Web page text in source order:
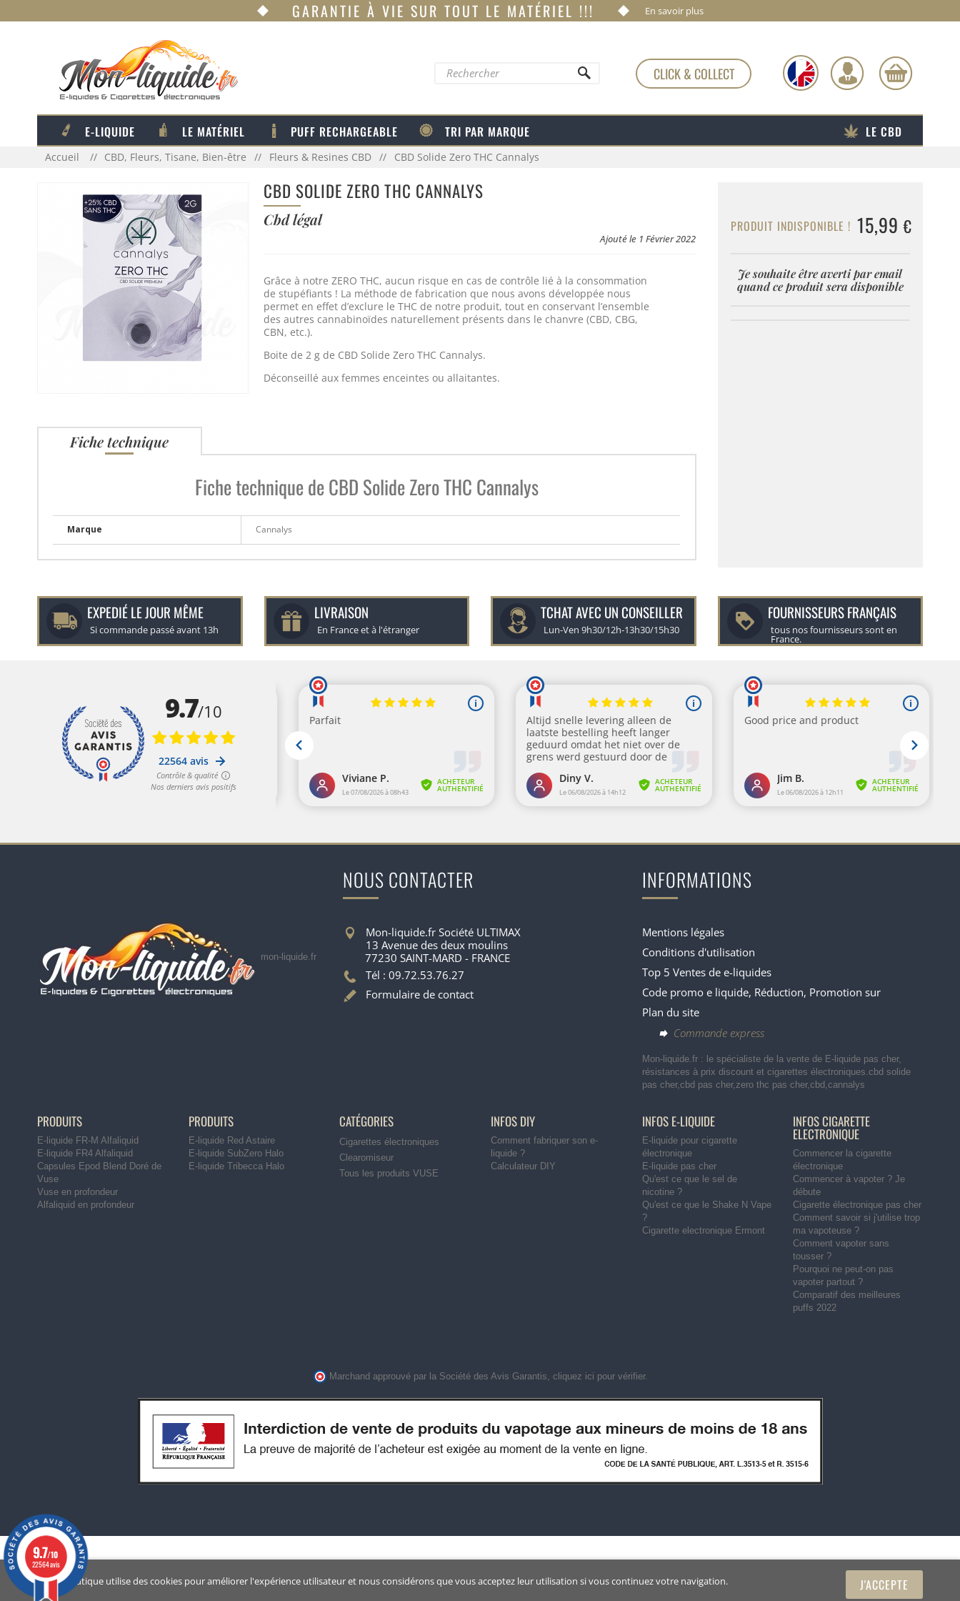
GARANTIE À VIE SUR TOUT LE MATÉRIEL !!! En savoir plus
CLICK & COLLECT
E-LIQUIDE LE MATÉRIEL PUFF RECHARGEABLE TRI PAR MARQUE LE CBD
Accueil CBD, Fleurs, Tisane, Bien-être Fleurs & Resines CBD CBD Solide Zero THC Cannalys
CBD SOLIDE ZERO THC CANNALYS
Cbd légal
Ajouté le 1 Février 2022
Grâce à notre ZERO THC, aucun risque en cas de contrôle lié à la consommation
de stupéfiants ! La méthode de fabrication que nous avons développée nous
permet en effet d’exclure le THC de notre produit, tout en conservant l’ensemble
des autres cannabinoïdes naturellement présents dans le chanvre (CBD, CBG,
CBN, etc.).
Boite de 2 g de CBD Solide Zero THC Cannalys.
Déconseillé aux femmes enceintes ou allaitantes.
Fiche technique
Fiche technique de CBD Solide Zero THC Cannalys
Marque Cannalys
PRODUIT INDISPONIBLE ! 15,99€
Je souhaite être averti par email
quand ce produit sera disponible
J'ACCEPTE
Notre boutique utilise des cookies pour améliorer l'expérience utilisateur et nous considérons que vous acceptez leur utilisation si vous continuez votre navigation.
EXPEDIÉ LE JOUR MÊME
Si commande passé avant 13h
LIVRAISON
En France et à l'étranger
TCHAT AVEC UN CONSEILLER
Lun-Ven 9h30/12h-13h30/15h30
FOURNISSEURS FRANÇAIS
tous nos fournisseurs sont en
France.
mon-liquide.fr
NOUS CONTACTER
Mon-liquide.fr Société ULTIMAX
13 Avenue des deux moulins
77230 SAINT-MARD - FRANCE
Tél : 09.72.53.76.27
Formulaire de contact
INFORMATIONS
Mentions légales
Conditions d'utilisation
Top 5 Ventes de e-liquides
Code promo e liquide, Réduction, Promotion sur
Plan du site
Commande express
Mon-liquide.fr : le spécialiste de la vente de E-liquide pas cher,
résistances à prix discount et cigarettes électroniques.cbd solide
pas cher,cbd pas cher,zero thc pas cher,cbd,cannalys
PRODUITS
E-liquide FR-M Alfaliquid
E-liquide FR4 Alfaliquid
Capsules Epod Blend Doré de
Vuse
Vuse en profondeur
Alfaliquid en profondeur
PRODUITS
E-liquide Red Astaire
E-liquide SubZero Halo
E-liquide Tribecca Halo
CATÉGORIES
Cigarettes électroniques
Clearomiseur
Tous les produits VUSE
INFOS DIY
Comment fabriquer son e-
liquide ?
Calculateur DIY
INFOS E-LIQUIDE
E-liquide pour cigarette
électronique
E-liquide pas cher
Qu'est ce que le sel de
nicotine ?
Qu'est ce que le Shake N Vape
?
Cigarette electronique Ermont
INFOS CIGARETTE
ELECTRONIQUE
Commencer la cigarette
électronique
Commencer à vapoter ? Je
débute
Cigarette électronique pas cher
Comment savoir si j'utilise trop
ma vapoteuse ?
Comment vapoter sans
tousser ?
Pourquoi ne peut-on pas
vapoter partout ?
Comparatif des meilleures
puffs 2022
Marchand approuvé par la Société des Avis Garantis, cliquez ici pour vérifier.
9.7/10
22564 avis